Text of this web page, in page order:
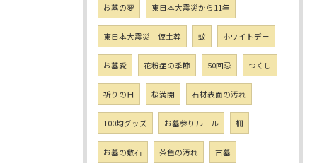
お墓の夢 東日本大震災から11年
東日本大震災 仮土葬 蚊 ホワイトデー
お墓愛 花粉症の季節 50回忌 つくし
祈りの日 桜満開 石材表面の汚れ
100均グッズ お墓参りルール 柵
お墓の敷石 茶色の汚れ 古墓